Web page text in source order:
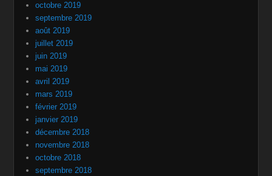
octobre 2019
septembre 2019
août 2019
juillet 2019
juin 2019
mai 2019
avril 2019
mars 2019
février 2019
janvier 2019
décembre 2018
novembre 2018
octobre 2018
septembre 2018